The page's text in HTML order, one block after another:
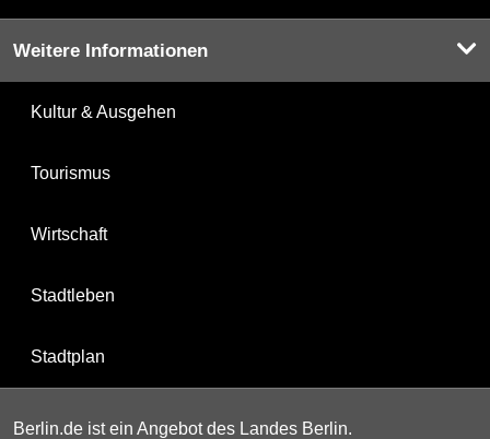
Weitere Informationen
Kultur & Ausgehen
Tourismus
Wirtschaft
Stadtleben
Stadtplan
Berlin.de ist ein Angebot des Landes Berlin.